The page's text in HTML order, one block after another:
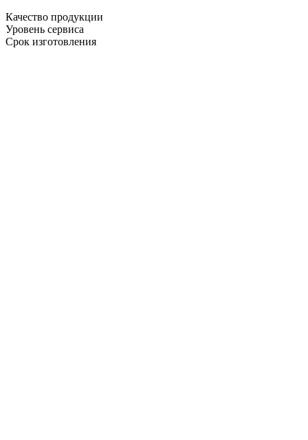
Качество продукции
Уровень сервиса
Срок изготовления